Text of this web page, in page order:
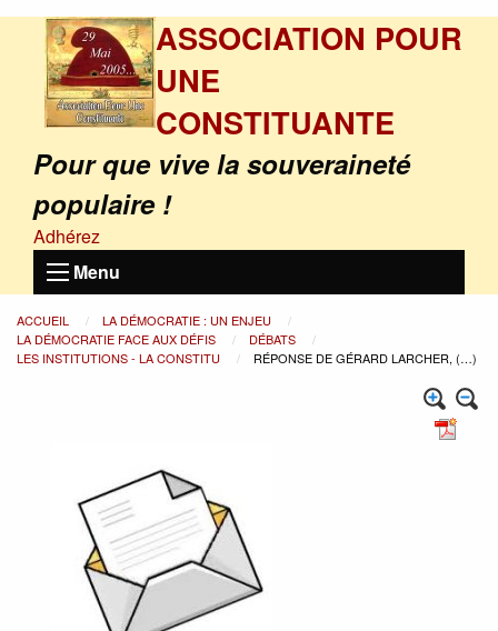
ASSOCIATION POUR
UNE
CONSTITUANTE
Pour que vive la souveraineté
populaire !
Adhérez
Menu
ACCUEIL
LA DÉMOCRATIE : UN ENJEU
LA DÉMOCRATIE FACE AUX DÉFIS
DÉBATS
LES INSTITUTIONS - LA CONSTITU
RÉPONSE DE GÉRARD LARCHER, (…)